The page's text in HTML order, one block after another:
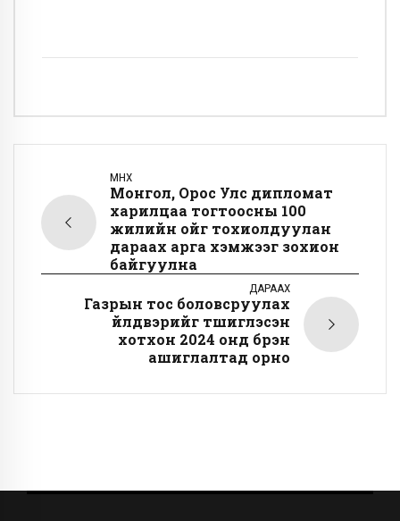
ӨМНӨХ
Монгол, Орос Улс дипломат
харилцаа тогтоосны 100
жилийн ойг тохиолдуулан
дараах арга хэмжээг зохион
байгуулна
ДАРААХ
Газрын тос боловсруулах
үйлдвэрийг түшиглэсэн
хотхон 2024 онд бүрэн
ашиглалтад орно